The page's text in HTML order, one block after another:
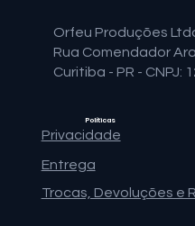
Orfeu Produções
Rua Comendador
Curitiba - PR - CNPJ:
Políticas
Privacidade
Entrega
Trocas, Devoluções e